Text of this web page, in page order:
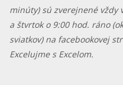
minúty) sú zverejnené vždy
a štvrtok o 9:00 hod. ráno
sviatkov) na facebookovej
Excelujme s Excelom.